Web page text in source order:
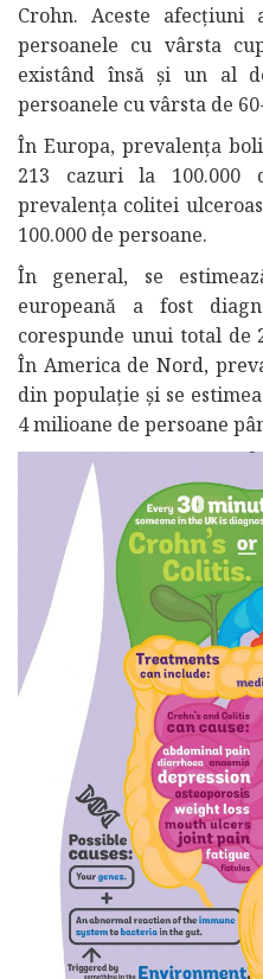
Crohn. Aceste afecțiuni
persoanele cu vârsta
existând însă și un al
persoanele cu vârsta de
În Europa, prevalența
213 cazuri la 100.000
prevalența colitei
100.000 de persoane.
În general, se
europeană a fost
corespunde unui total de
În America de Nord,
din populație și se
4 milioane de persoane